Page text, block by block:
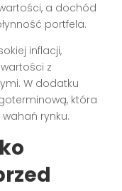
a dochód
portfela.
inflacji,
z
W dodatku
która
wahań rynku.